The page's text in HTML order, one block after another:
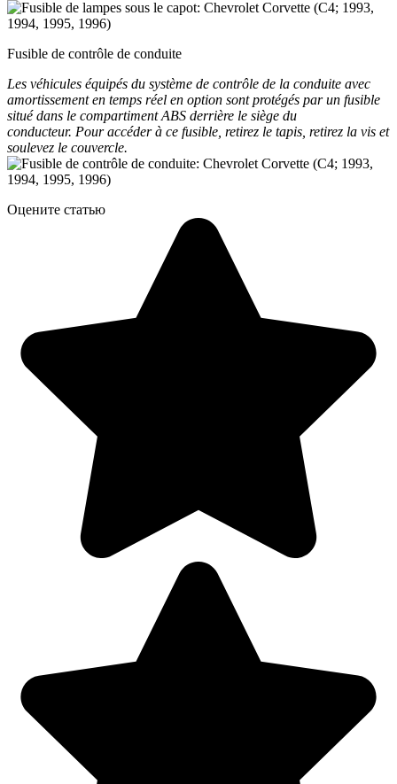
Fusible de contrôle de conduite
Les véhicules équipés du système de contrôle de la conduite avec
amortissement en temps réel en option sont protégés par un fusible
situé dans le compartiment ABS derrière le siège du
conducteur. Pour accéder à ce fusible, retirez le tapis, retirez la vis et
soulevez le couvercle.
Оцените статью